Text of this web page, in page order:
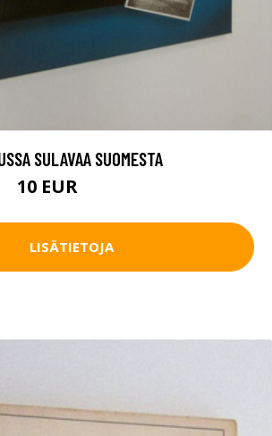
SULAVAA SUOMESTA
10 EUR
LISÄTIETOJA